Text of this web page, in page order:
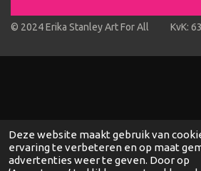
Deze website maakt gebruik van
ervaring te verbeteren en op maat
advertenties weer te geven. Door op
© 2024 Erika Stanley Art For All KvK: